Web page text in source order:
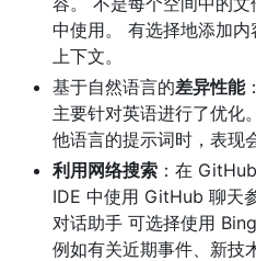
中使用。 有选择地添加
上下文。
基于自然语言的差异性能
主要针对英语进行了优化
他语言的提示词时，表现
利用网络搜索 ：在
IDE 中使用 GitHub 聊天
对话助手 可选择使用
例如有关近期事件、新技